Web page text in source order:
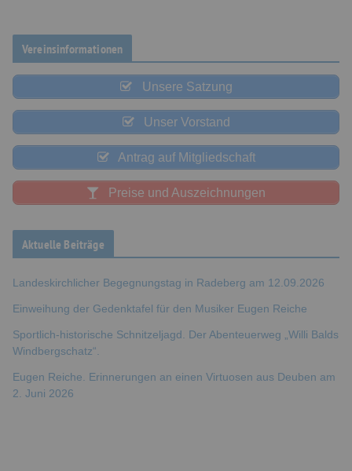
Vereinsinformationen
Unsere Satzung
Unser Vorstand
Antrag auf Mitgliedschaft
Preise und Auszeichnungen
Aktuelle Beiträge
Landeskirchlicher Begegnungstag in Radeberg am 12.09.2026
Einweihung der Gedenktafel für den Musiker Eugen Reiche
Sportlich-historische Schnitzeljagd. Der Abenteuerweg „Willi Balds
Windbergschatz“.
Eugen Reiche. Erinnerungen an einen Virtuosen aus Deuben am
2. Juni 2026